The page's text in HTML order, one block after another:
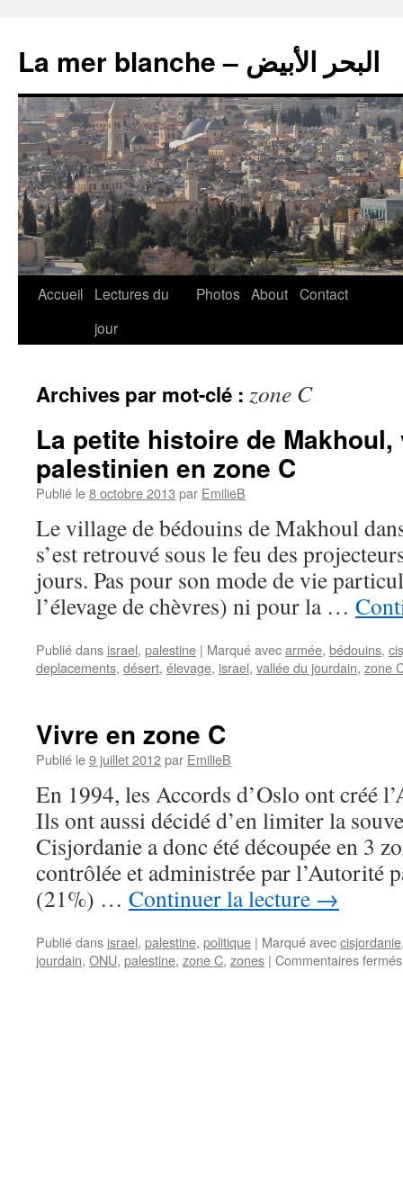
La mer blanche – البحر الأبيض
Accueil
Lectures du
jour
Photos About Contact
Archives par mot-clé : zone C
La petite histoire de
palestinien en zone C
Publié le8 octobre 2013 par EmilieB
Le village de bédouins de Makhoul
s’est retrouvé sous le feu des
jours. Pas pour son mode de vie
l’élevage de chèvres) ni pour la …
Publié dans israel, palestine | Marqué avecarmée, bédouins,
deplacements, désert, élevage, israel, vallée du jourdain, zone
Vivre en zone C
Publié le9 juillet 2012par EmilieB
En 1994, les Accords d’Oslo ont créé
Ils ont aussi décidé d’en limiter la
Cisjordanie a donc été découpée en 3
contrôlée et administrée par l’Autorité
(21%) … Continuer la lecture →
Publié dans israel, palestine, politique | Marqué aveccisjordanie
jourdain, ONU, palestine, zone C, zones | Commentaires fermés